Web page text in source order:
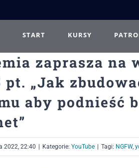
START KURSY
zaprasza na
pt. „Jak
aby
2022, 22:40 Kategorie: YouTube Tagi: NGFW,